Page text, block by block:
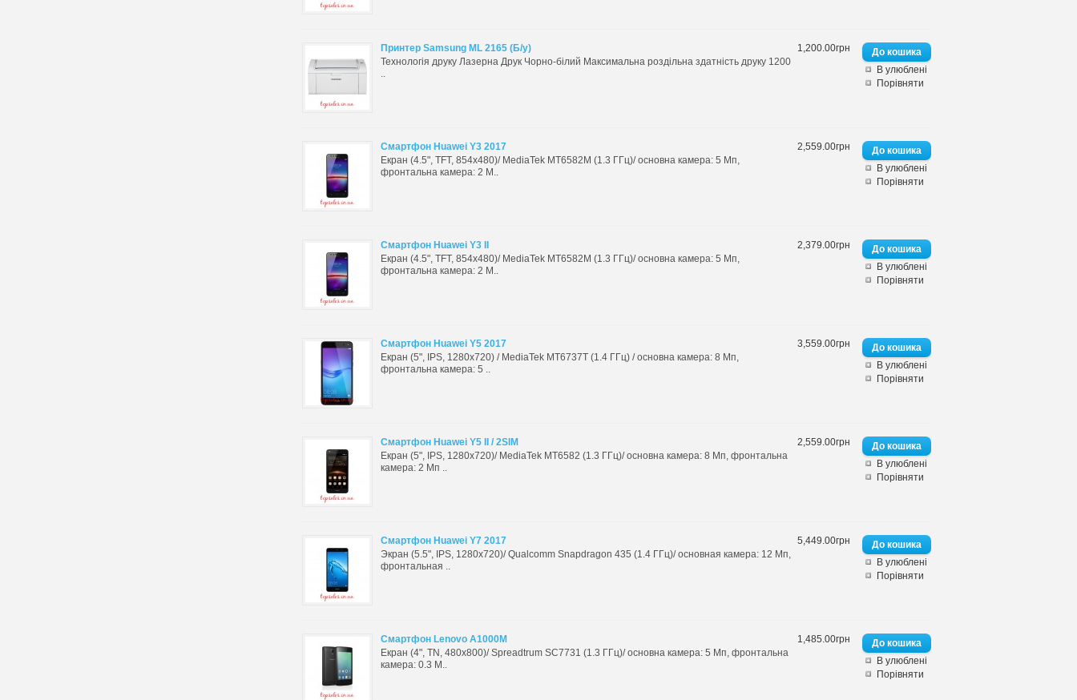
В улюблені
Порівняти
1,200.00грн
Принтер Samsung ML 2165 (Б/у)
Технологія друку Лазерна Друк Чорно-білий Максимальна роздільна здатність друку 1200
..
В улюблені
Порівняти
2,559.00грн
Смартфон Huawei Y3 2017
Екран (4.5", TFT, 854x480)/ MediaTek MT6582M (1.3 ГГц)/ основна камера: 5 Мп,
фронтальна камера: 2 М..
В улюблені
Порівняти
2,379.00грн
Смартфон Huawei Y3 II
Екран (4.5", TFT, 854x480)/ MediaTek MT6582M (1.3 ГГц)/ основна камера: 5 Мп,
фронтальна камера: 2 М..
В улюблені
Порівняти
3,559.00грн
Смартфон Huawei Y5 2017
Екран (5", IPS, 1280x720) / MediaTek MT6737T (1.4 ГГц) / основна камера: 8 Мп,
фронтальна камера: 5 ..
В улюблені
Порівняти
2,559.00грн
Смартфон Huawei Y5 II / 2SIM
Екран (5", IPS, 1280x720)/ MediaTek MT6582 (1.3 ГГц)/ основна камера: 8 Мп, фронтальна
камера: 2 Мп ..
В улюблені
Порівняти
5,449.00грн
Смартфон Huawei Y7 2017
Экран (5.5", IPS, 1280x720)/ Qualcomm Snapdragon 435 (1.4 ГГц)/ основная камера: 12 Мп,
фронтальная ..
В улюблені
Порівняти
1,485.00грн
Смартфон Lenovo A1000M
Екран (4", TN, 480x800)/ Spreadtrum SC7731 (1.3 ГГц)/ основна камера: 5 Мп, фронтальна
камера: 0.3 М..